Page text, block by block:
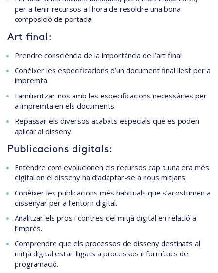
per a tenir recursos a l’hora de resoldre una bona
composició de portada.
Art final:
Prendre consciència de la importància de l’art final.
Conèixer les especificacions d’un document final llest per a
impremta.
Familiaritzar-nos amb les especificacions necessàries per
a impremta en els documents.
Repassar els diversos acabats especials que es poden
aplicar al disseny.
Publicacions digitals:
Entendre com evolucionen els recursos cap a una era més
digital on el disseny ha d’adaptar-se a nous mitjans.
Conèixer les publicacions més habituals que s’acostumen a
dissenyar per a l’entorn digital.
Analitzar els pros i contres del mitjà digital en relació a
l’imprès.
Comprendre que els processos de disseny destinats al
mitjà digital estan lligats a processos informàtics de
programació.